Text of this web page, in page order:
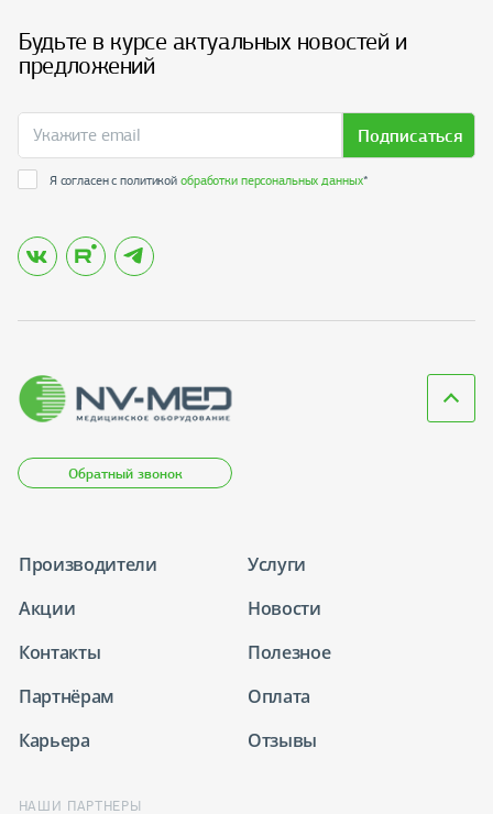
Будьте в курсе актуальных новостей и
предложений
Подписаться
Я согласен с политикойобработки персональных данных*
Обратный звонок
Производители
Услуги
Акции
Новости
Контакты
Полезное
Партнёрам
Оплата
Карьера
Отзывы
НАШИ ПАРТНЕРЫ